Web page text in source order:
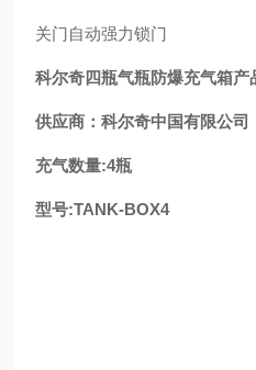
关门自动强力锁门
科尔奇四瓶气瓶防爆充气箱产
供应商：科尔奇中国有限公司
充气数量:4瓶
型号:TANK-BOX4